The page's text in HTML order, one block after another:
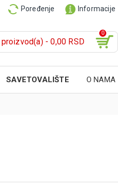
Poređenje Informacije
- 0,00 RSD
0
SAVETOVALIŠTE O NAMA